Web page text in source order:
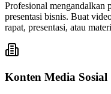
Profesional mengandalkan
presentasi bisnis. Buat
rapat, presentasi, atau
Konten Media Sosial